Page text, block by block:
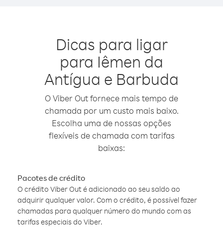
Dicas para ligar
para Iêmen da
Antígua e Barbuda
O Viber Out fornece mais tempo de
chamada por um custo mais baixo.
Escolha uma de nossas opções
flexíveis de chamada com tarifas
baixas:
Pacotes de crédito
O crédito Viber Out é adicionado ao seu saldo ao
adquirir qualquer valor. Com o crédito, é possível fazer
chamadas para qualquer número do mundo com as
tarifas especiais do Viber.